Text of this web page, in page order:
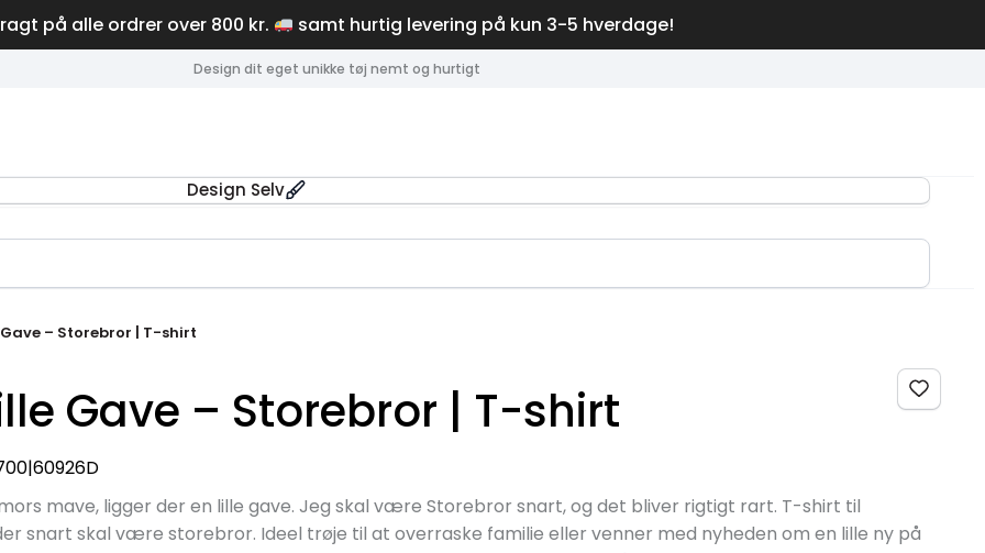
på alle ordrer over 800 kr. samt hurtig levering på kun 3-5 hverdage!
Design dit eget unikke tøj nemt og hurtigt
Design Selv
Gave – Storebror | T-shirt
Gave – Storebror | T-shirt
mave, ligger der en lille gave. Jeg skal være Storebror snart, og det bliver rigtigt rart. T-shirt til
snart skal være storebror. Ideel trøje til at overraske familie eller venner med nyheden om en lille ny på